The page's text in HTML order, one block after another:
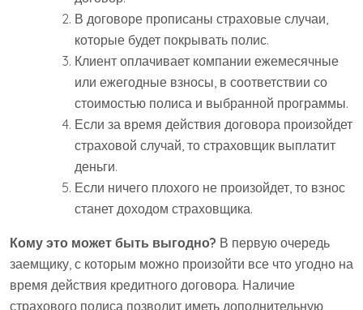
В договоре прописаны страховые случаи,
которые будет покрывать полис.
Клиент оплачивает компании ежемесячные
или ежегодные взносы, в соответствии со
стоимостью полиса и выбранной программы.
Если за время действия договора произойдет
страховой случай, то страховщик выплатит
деньги.
Если ничего плохого не произойдет, то взнос
станет доходом страховщика.
Кому это может быть выгодно? В первую очередь
заемщику, с которым можно произойти все что угодно на
время действия кредитного договора. Наличие
страхового полиса позволит иметь дополнительную